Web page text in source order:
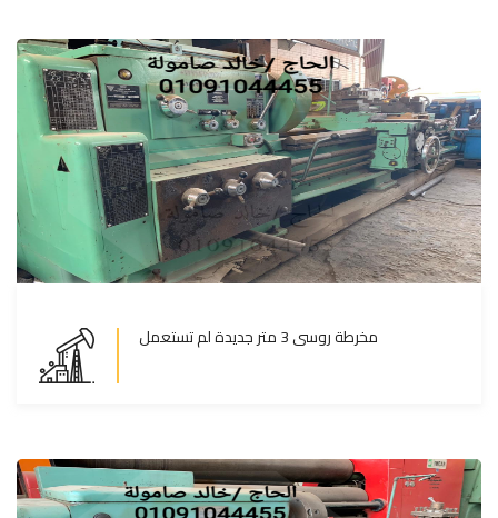
مخرطة روسى 3 متر جديدة لم تستعمل
مخرطة روسى 3 متر جديدة لم تستعمل